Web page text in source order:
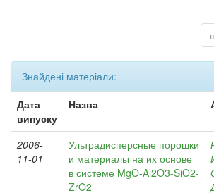
Знайдені матеріали:
Дата
випуску
Назва
2006-
11-01
Ультрадисперсные порошки
и материалы на их основе
в системе MgO-Al2O3-SiO2-
ZrO2